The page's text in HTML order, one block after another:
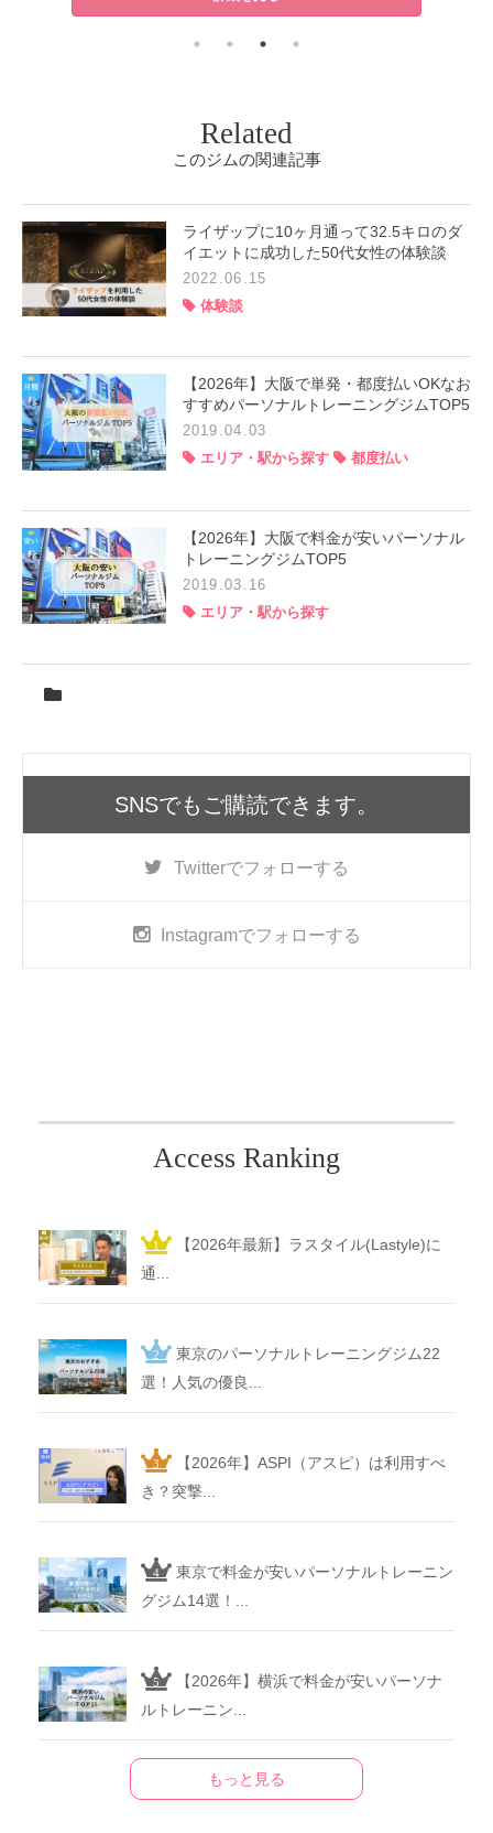
Related
このジムの関連記事
ライザップに10ヶ月通って32.5キロのダ
イエットに成功した50代女性の体験談
2022.06.15
体験談
【2026年】大阪で単発・都度払いOKなお
すすめパーソナルトレーニングジムTOP5
2019.04.03
エリア・駅から探す
都度払い
【2026年】大阪で料金が安いパーソナル
トレーニングジムTOP5
2019.03.16
エリア・駅から探す
SNSでもご購読できます。
Twitterでフォローする
Instagramでフォローする
Access Ranking
【2026年最新】ラスタイル(Lastyle)に
通...
東京のパーソナルトレーニングジム22
選！人気の優良...
【2026年】ASPI（アスピ）は利用すべ
き？突撃...
東京で料金が安いパーソナルトレーニン
グジム14選！...
【2026年】横浜で料金が安いパーソナ
ルトレーニン...
もっと見る